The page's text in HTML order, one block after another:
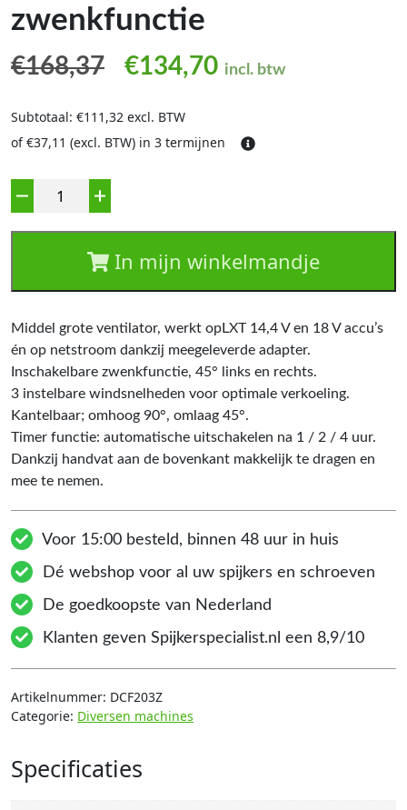
zwenkfunctie
€168,37 Oorspronkelijke prijs
€134,70Huidige prijs is:
incl. btw
Subtotaal: €111,32 excl. BTW
of €37,11 (excl. BTW) in 3 termijnen
Aantal
In mijn winkelmandje
Middel grote ventilator, werkt opLXT 14,4 V en 18 V accu’s
én op netstroom dankzij meegeleverde adapter.
Inschakelbare zwenkfunctie, 45° links en rechts.
3 instelbare windsnelheden voor optimale verkoeling.
Kantelbaar; omhoog 90°, omlaag 45°.
Timer functie: automatische uitschakelen na 1 / 2 / 4 uur.
Dankzij handvat aan de bovenkant makkelijk te dragen en
mee te nemen.
Voor 15:00 besteld, binnen 48 uur in huis
Dé webshop voor al uw spijkers en schroeven
De goedkoopste van Nederland
Klanten geven Spijkerspecialist.nl een 8,9/10
Artikelnummer: DCF203Z
Categorie: Diversen machines
Specificaties